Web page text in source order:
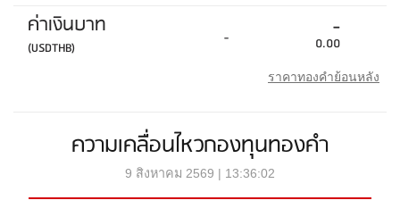
ค่าเงินบาท
(USDTHB) - -
0.00
ราคาทองคำย้อนหลัง
ความเคลื่อนไหวกองทุนทองคำ
9 สิงหาคม 2569 | 13:36:02